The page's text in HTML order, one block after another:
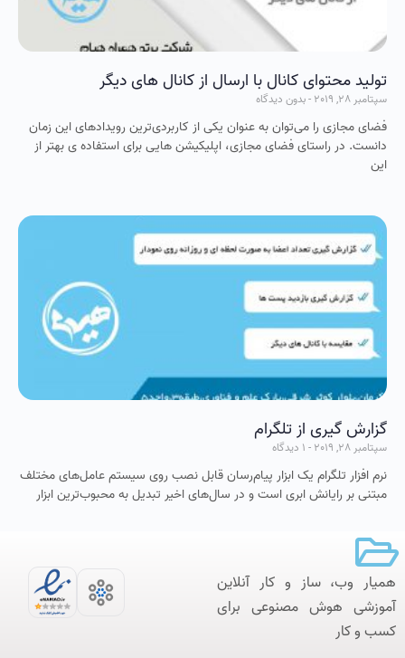
تولید محتوای کانال با ارسال از کانال های دیگر
سپتامبر 28, 2019 بدون دیدگاه
فضای مجازی را می‌توان به عنوان یکی از کاربردی‌ترین رویدادهای این زمان
دانست. در راستای فضای مجازی، اپلیکیشن هایی برای استفاده ی بهتر از
این
گزارش گیری از تلگرام
سپتامبر 28, 2019
نرم افزار تلگرام یک ابزار پیام‌رسان قابل نصب روی سیستم عامل‌های مختلف
مبتنی بر رایانش ابری است و در سال‌های اخیر تبدیل به محبوب‌ترین ابزار
همیار وب، ساز و کار آنلاین‌
آموزشی هوش مصنوعی برای
کسب و کار